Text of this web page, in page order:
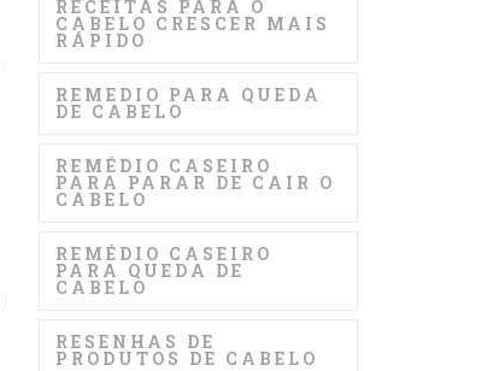
RECEITAS PARA O
CABELO CRESCER MAIS
RÁPIDO
REMEDIO PARA QUEDA
DE CABELO
REMÉDIO CASEIRO
PARA PARAR DE CAIR O
CABELO
REMÉDIO CASEIRO
PARA QUEDA DE
CABELO
RESENHAS DE
PRODUTOS DE CABELO